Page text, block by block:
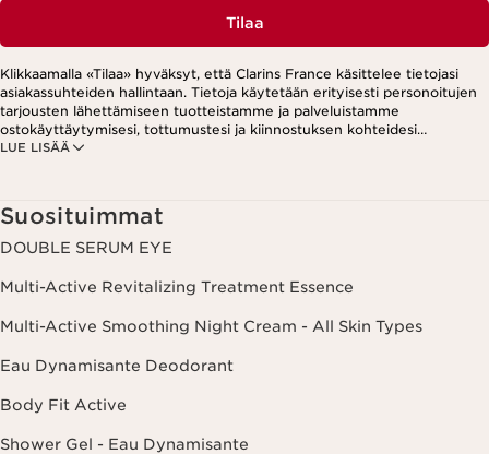
Tilaa
LUE LISÄÄ
Klikkaamalla «Tilaa» hyväksyt, että Clarins France käsittelee tietojasi
asiakassuhteiden hallintaan. Tietoja käytetään erityisesti personoitujen
tarjousten lähettämiseen tuotteistamme ja palveluistamme
ostokäyttäytymisesi, tottumustesi ja kiinnostuksen kohteidesi
perusteella. Tarjouksia voidaan esittää myös sosiaalisessa mediassa ja
klikkaamalla uutiskirjeen jokaisessa viestissä olevaa peruutuslinkkiä.
Lisätietoa tietojesi käsittelystä ja oikeuksistasi löydät
tietosuojakäytännöstämme.
Suosituimmat
DOUBLE SERUM EYE
Multi-Active Revitalizing Treatment Essence
Multi-Active Smoothing Night Cream - All Skin Types
Eau Dynamisante Deodorant
Body Fit Active
Shower Gel - Eau Dynamisante